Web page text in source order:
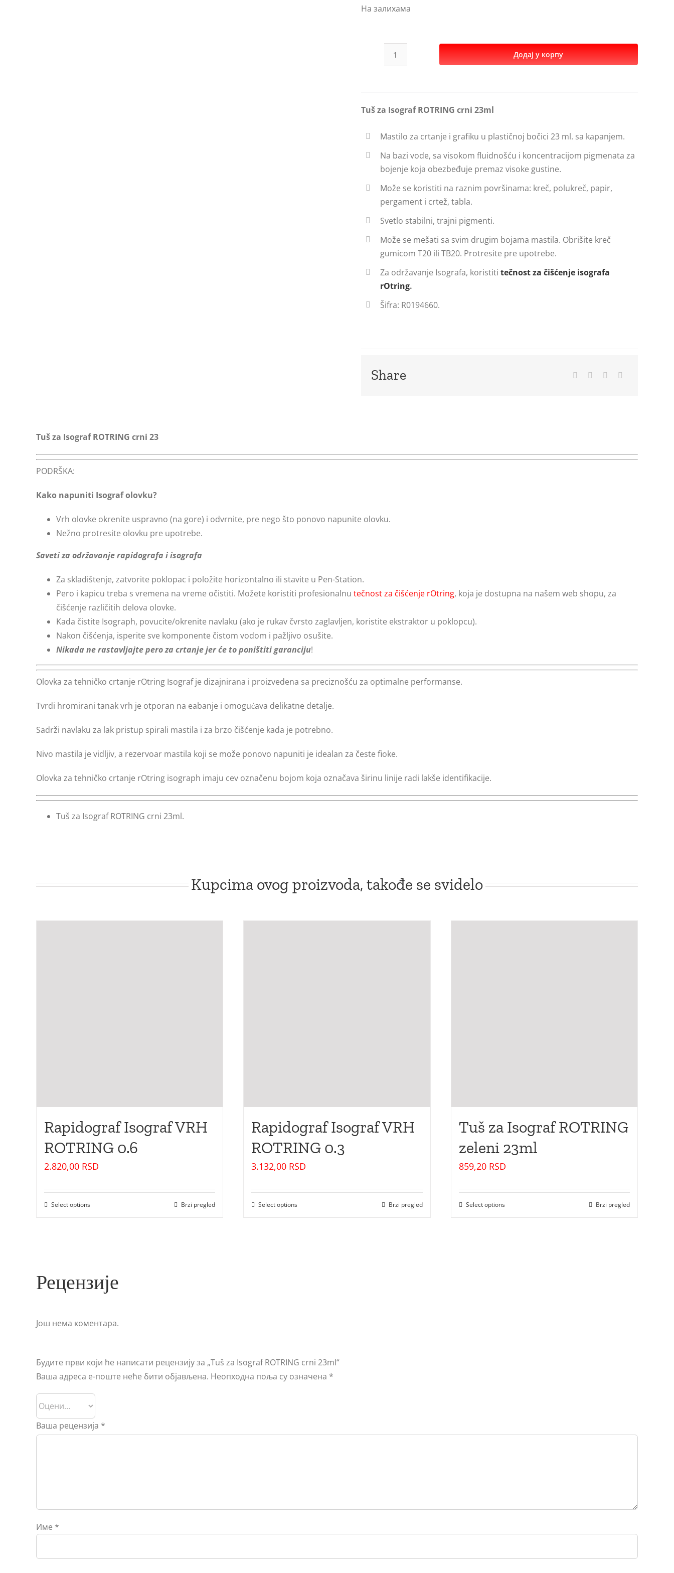
На залихама
Tuš
crni
количина
Додај у корпу
Tuš za Isograf ROTRING crni 23ml
Mastilo za crtanje i grafiku u plastičnoj bočici 23 ml. sa kapanjem.
Na bazi vode, sa visokom fluidnošću i koncentracijom pigmenata za
bojenje koja obezbeđuje premaz visoke gustine.
Može se koristiti na raznim površinama: kreč, polukreč, papir,
pergament i crtež, tabla.
Svetlo stabilni, trajni pigmenti.
Može se mešati sa svim drugim bojama mastila. Obrišite kreč
gumicom T20 ili TB20. Protresite pre upotrebe.
Za održavanje Isografa, koristititečnost za čišćenje isografa
rOtring.
Šifra: R0194660.
Share
Tuš za Isograf ROTRING crni 23
PODRŠKA:
Kako napuniti Isograf olovku?
Vrh olovke okrenite uspravno (na gore) i odvrnite, pre nego što ponovo napunite olovku.
Nežno protresite olovku pre upotrebe.
Saveti za održavanje rapidografa i isografa
Za skladištenje, zatvorite poklopac i položite horizontalno ili stavite u Pen-Station.
Pero i kapicu treba s vremena na vreme očistiti. Možete koristiti profesionalnu tečnost za čišćenje rOtring, koja je dostupna na našem web shopu, za
čišćenje različitih delova olovke.
Kada čistite Isograph, povucite/okrenite navlaku (ako je rukav čvrsto zaglavljen, koristite ekstraktor u poklopcu).
Nakon čišćenja, isperite sve komponente čistom vodom i pažljivo osušite.
Nikada ne rastavljajte pero za crtanje jer će to poništiti garanciju!
Olovka za tehničko crtanje rOtring Isograf je dizajnirana i proizvedena sa preciznošću za optimalne performanse.
Tvrdi hromirani tanak vrh je otporan na eabanje i omogućava delikatne detalje.
Sadrži navlaku za lak pristup spirali mastila i za brzo čišćenje kada je potrebno.
Nivo mastila je vidljiv, a rezervoar mastila koji se može ponovo napuniti je idealan za česte fioke.
Olovka za tehničko crtanje rOtring isograph imaju cev označenu bojom koja označava širinu linije radi lakše identifikacije.
Tuš za Isograf ROTRING crni 23ml.
Kupcima ovog proizvoda, takođe se svidelo
Rapidograf Isograf VRH
ROTRING 0.6
2.820,00 RSD
Select options Brzi pregled
Rapidograf Isograf VRH
ROTRING 0.3
3.132,00 RSD
Select options Brzi pregled
Tuš za Isograf ROTRING
zeleni 23ml
859,20 RSD
Select options Brzi pregled
Рецензије
Још нема коментара.
Будите први који ће написати рецензију за „Tuš za Isograf ROTRING crni 23ml“
Ваша адреса е-поште неће бити објављена. Неопходна поља су означена *
Ваша рецензија *
Име *